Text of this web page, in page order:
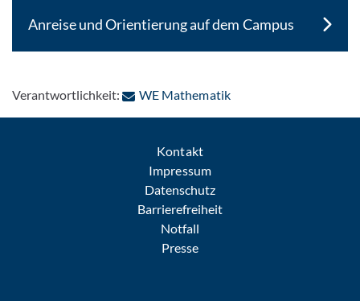
Anreise und Orientierung auf dem Campus
Verantwortlichkeit: WE Mathematik: Per E-Mail
Kontakt
Impressum
Datenschutz
Barrierefreiheit
Notfall
Presse